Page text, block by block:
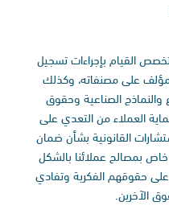
القيام بإجراءات تسجيل
على مصنفاته، وكذلك
والنماذج الصناعية وحقوق
العملاء من التعدي على
القانونية بشأن ضمان
بمصالح عملائنا بالشكل
حقوقهم الفكرية وتفادي
الآخرين.